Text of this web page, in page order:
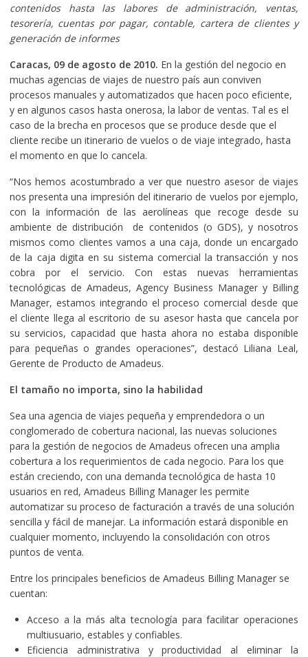
contenidos hasta las labores de administración, ventas,
tesorería, cuentas por pagar, contable, cartera de clientes y
generación de informes
Caracas, 09 de agosto de 2010. En la gestión del negocio en
muchas agencias de viajes de nuestro país aun conviven
procesos manuales y automatizados que hacen poco eficiente,
y en algunos casos hasta onerosa, la labor de ventas. Tal es el
caso de la brecha en procesos que se produce desde que el
cliente recibe un itinerario de vuelos o de viaje integrado, hasta
el momento en que lo cancela.
“Nos hemos acostumbrado a ver que nuestro asesor de viajes
nos presenta una impresión del itinerario de vuelos por ejemplo,
con la información de las aerolíneas que recoge desde su
ambiente de distribución de contenidos (o GDS), y nosotros
mismos como clientes vamos a una caja, donde un encargado
de la caja digita en su sistema comercial la transacción y nos
cobra por el servicio. Con estas nuevas herramientas
tecnológicas de Amadeus, Agency Business Manager y Billing
Manager, estamos integrando el proceso comercial desde que
el cliente llega al escritorio de su asesor hasta que cancela por
su servicios, capacidad que hasta ahora no estaba disponible
para pequeñas o grandes operaciones”, destacó Liliana Leal,
Gerente de Producto de Amadeus.
El tamaño no importa, sino la habilidad
Sea una agencia de viajes pequeña y emprendedora o un
conglomerado de cobertura nacional, las nuevas soluciones
para la gestión de negocios de Amadeus ofrecen una amplia
cobertura a los requerimientos de cada negocio. Para los que
están creciendo, con una demanda tecnológica de hasta 10
usuarios en red, Amadeus Billing Manager les permite
automatizar su proceso de facturación a través de una solución
sencilla y fácil de manejar. La información estará disponible en
cualquier momento, incluyendo la consolidación con otros
puntos de venta.
Entre los principales beneficios de Amadeus Billing Manager se
cuentan:
Acceso a la más alta tecnología para facilitar operaciones
multiusuario, estables y confiables.
Eficiencia administrativa y productividad al eliminar la